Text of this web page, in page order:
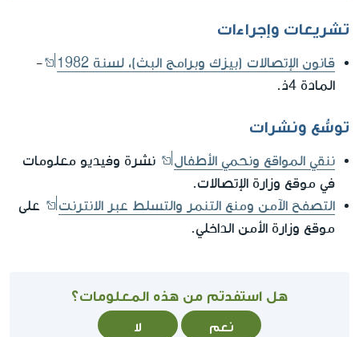
تشريعات وإجراءات
قانون الإتصالات (بيزك وبرامج البث)، لسنة 1982
-
المادة 4ذ.
توسُّع ونشرات
ننقي المواقع ونحمي الأطفال
نشرة وفيديو معلومات
في موقع وزارة الإتصالات.
التصفح الآمن ومنع التنمر والتسلط عبر الانترنت
على
موقع وزارة الأمن الداخلي.
هل استفدتم من هذه المعلومات؟
نعم لا